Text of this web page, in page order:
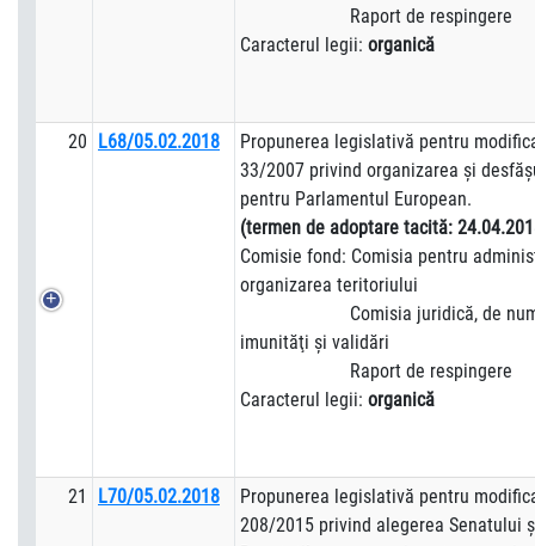
Raport de respingere
Caracterul legii: organică
20 L68/05.02.2018
Propunerea legislativă pentru
33/2007 privind organizarea şi
pentru Parlamentul European.
(termen de adoptare tacită:
Comisie fond: Comisia pentru
organizarea teritoriului
Comisia juridică, de
imunităţi şi validări
Raport de respingere
Caracterul legii: organică
21 L70/05.02.2018
Propunerea legislativă pentru
208/2015 privind alegerea Senatului